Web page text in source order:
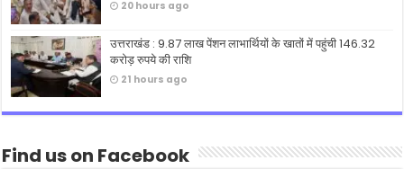
20 hours ago
उत्तराखंड : 9.87 लाख पेंशन लाभार्थियों के खातों में पहुंची 146.32
करोड़ रुपये की राशि
21 hours ago
Find us on Facebook